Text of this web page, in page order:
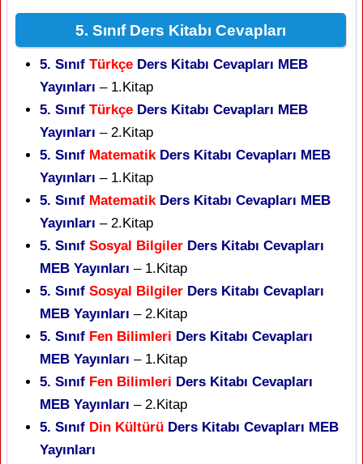
5. Sınıf Ders Kitabı Cevapları
5. Sınıf Türkçe Ders Kitabı Cevapları MEB
Yayınları – 1.Kitap
5. Sınıf Türkçe Ders Kitabı Cevapları MEB
Yayınları – 2.Kitap
5. Sınıf MatematikDers Kitabı Cevapları MEB
Yayınları – 1.Kitap
5. Sınıf MatematikDers Kitabı Cevapları MEB
Yayınları – 2.Kitap
5. Sınıf Sosyal Bilgiler Ders Kitabı Cevapları
MEB Yayınları – 1.Kitap
5. Sınıf Sosyal Bilgiler Ders Kitabı Cevapları
MEB Yayınları – 2.Kitap
5. Sınıf Fen Bilimleri Ders Kitabı Cevapları
MEB Yayınları – 1.Kitap
5. Sınıf Fen Bilimleri Ders Kitabı Cevapları
MEB Yayınları – 2.Kitap
5. Sınıf Din Kültürü Ders Kitabı Cevapları MEB
Yayınları